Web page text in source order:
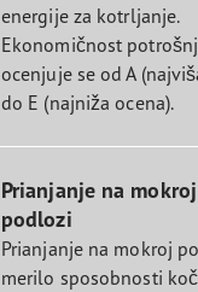
energije za kotrljanje.
Ekonomičnost
ocenjuje se od A
do E (najniža ocena).
Prianjanje na mokroj
podlozi
Prianjanje na mokroj
merilo sposobnosti